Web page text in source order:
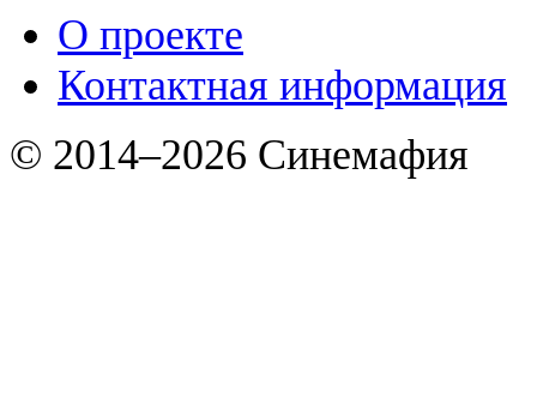
О проекте
Контактная информация
© 2014–2026 Синемафия